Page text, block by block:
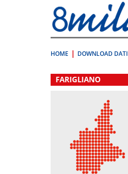
direttamente
a:
Contenuto
HOME DOWNLOAD DATI
.
FARIGLIANO